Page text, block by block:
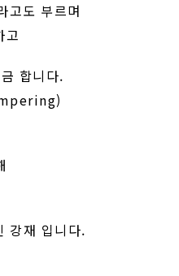
고도 부르며
고
합니다.
재 입니다.